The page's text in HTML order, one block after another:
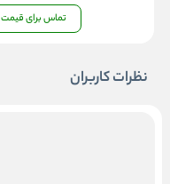
تماس برای قیمت
نظرات کاربران